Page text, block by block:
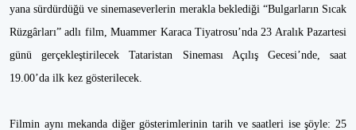
yana sürdürdüğü ve sinemaseverlerin merakla beklediği “Bulgarların Sıcak
Rüzgârları” adlı film, Muammer Karaca Tiyatrosu’nda 23 Aralık Pazartesi
günü gerçekleştirilecek Tataristan Sineması Açılış Gecesi’nde, saat
19.00’da ilk kez gösterilecek.
Filmin aynı mekanda diğer gösterimlerinin tarih ve saatleri ise şöyle: 25